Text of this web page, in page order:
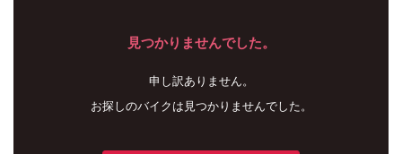
見つかりませんでした。
申し訳ありません。
お探しのバイクは見つかりませんでした。